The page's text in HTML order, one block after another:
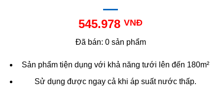
545.978 VNĐ
Đã bán: 0 sản phẩm
Sản phẩm tiện dụng với khả năng tưới lên đến 180m²
Sử dụng được ngay cả khi áp suất nước thấp.